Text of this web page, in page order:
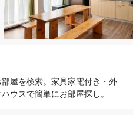
屋を検索。家具家電付き・外
ウスで簡単にお部屋探し。